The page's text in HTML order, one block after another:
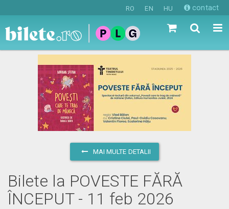
RO EN HU contact
MAI MULTE DETALII
Bilete la POVESTE FĂRĂ
ÎNCEPUT - 11 feb 2026